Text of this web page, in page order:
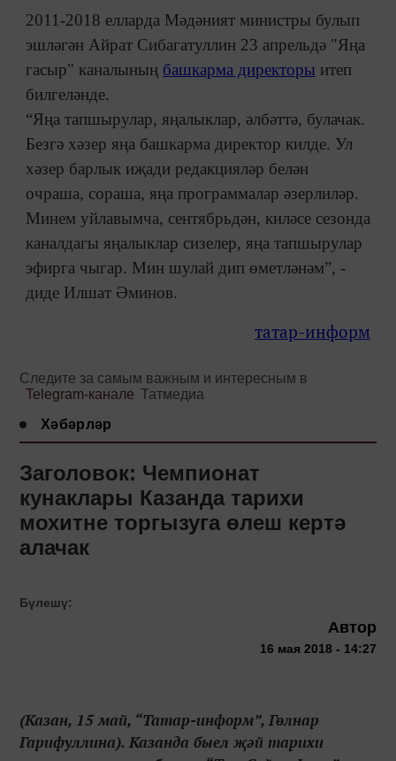
2011-2018 елларда Мәдәният министры булып
эшләгән Айрат Сибагатуллин 23 апрельдә "Яңа
гасыр" каналының башкарма директоры итеп
билгеләнде.
“Яңа тапшырулар, яңалыклар, әлбәттә, булачак.
Безгә хәзер яңа башкарма директор килде. Ул
хәзер барлык иҗади редакцияләр белән
очраша, сораша, яңа программалар әзерлиләр.
Минем уйлавымча, сентябрьдән, киләсе сезонда
каналдагы яңалыклар сизелер, яңа тапшырулар
эфирга чыгар. Мин шулай дип өметләнәм”, -
диде Илшат Әминов.
татар-информ
Следите за самым важным и интересным в
Telegram-канале Татмедиа
Хәбәрләр
Заголовок: Чемпионат
кунаклары Казанда тарихи
мохитне торгызуга өлеш кертә
алачак
Бүлешү:
Автор
16 мая 2018 - 14:27
(Казан, 15 май, “Татар-информ”, Гөлнар
Гарифуллина). Казанда быел җәй тарихи